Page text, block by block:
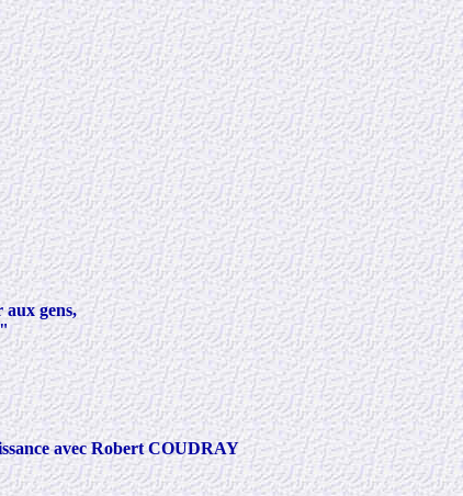
gens,
"
avec Robert COUDRAY